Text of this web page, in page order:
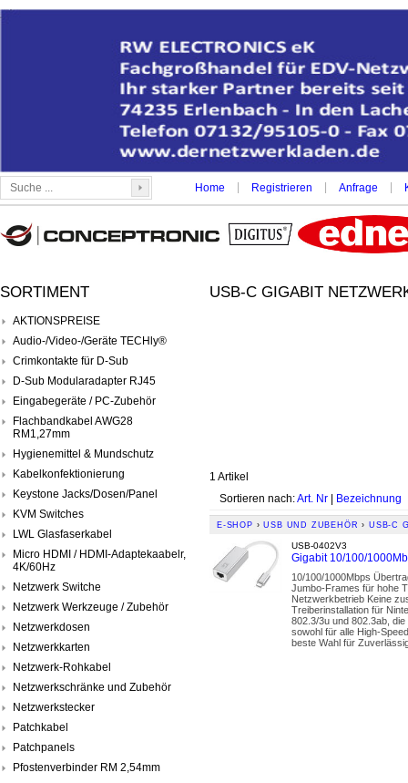
Home Registrieren Anfrage
SORTIMENT
AKTIONSPREISE
Audio-/Video-/Geräte TECHly®
Crimkontakte für D-Sub
D-Sub Modularadapter RJ45
Eingabegeräte / PC-Zubehör
Flachbandkabel AWG28
RM1,27mm
Hygienemittel & Mundschutz
Kabelkonfektionierung
Keystone Jacks/Dosen/Panel
KVM Switches
LWL Glasfaserkabel
Micro HDMI / HDMI-Adaptekaabelr,
4K/60Hz
Netzwerk Switche
Netzwerk Werkzeuge / Zubehör
Netzwerkdosen
Netzwerkkarten
Netzwerk-Rohkabel
Netzwerkschränke und Zubehör
Netzwerkstecker
Patchkabel
Patchpanels
Pfostenverbinder RM 2,54mm
USB-C GIGABIT
1 Artikel
Sortieren nach:Art. Nr | Bezeichnung
E-SHOP › USB UND ZUBEHÖR › USB-C
USB-0402V3
Gigabit 10/100/
10/100/1000Mbps
Jumbo-Frames für hohe
Netzwerkbetrieb Keine
Treiberinstallation für
802.3/3u und 802.3ab,
sowohl für alle High-
beste Wahl für